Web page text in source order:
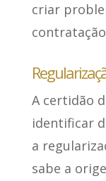
criar
A certidão
identificar
a
sabe a